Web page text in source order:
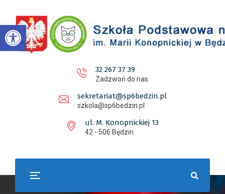
Otwórz pasek narzędzi
32 267 37 39
Zadzwoń do nas
sekretariat@sp6bedzin.pl
szkola@sp6bedzin.pl
ul. M. Konopnickiej 13
42 - 506 Będzin